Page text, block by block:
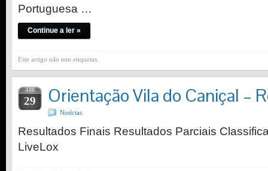
Portuguesa …
Continue a ler »
Este artigo não tem etiquetas.
ABR
29 Orientação Vila do Caniçal –
Notícias
Resultados Finais Resultados Parciais
LiveLox